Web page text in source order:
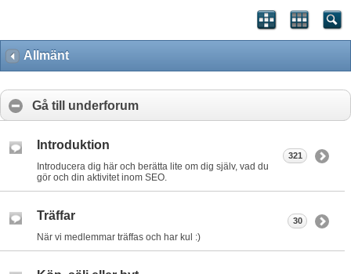
Allmänt
Gå till underforum
Introduktion
Introducera dig här och berätta lite om dig själv, vad du
gör och din aktivitet inom SEO.
321
Träffar
När vi medlemmar träffas och har kul :)
30